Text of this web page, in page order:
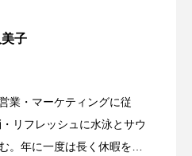
子
業・マーケティングに従
リフレッシュに水泳とサウ
。年に一度は長く休暇を取
リング・グレート・ワイン
ーズ（ニセコチーズ工房）と